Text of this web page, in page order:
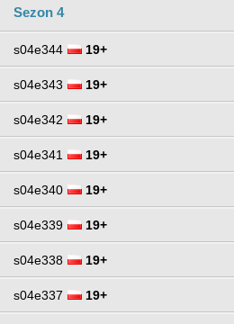
Sezon 4
s04e344 19+
s04e343 19+
s04e342 19+
s04e341 19+
s04e340 19+
s04e339 19+
s04e338 19+
s04e337 19+